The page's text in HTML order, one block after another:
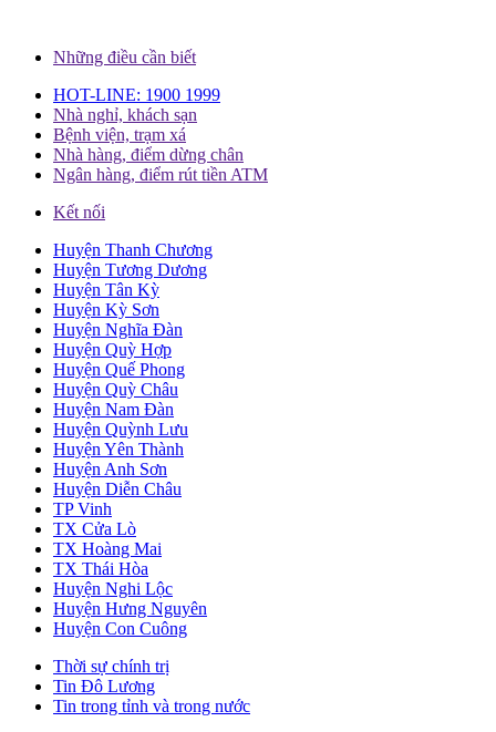
Những điều cần biết
HOT-LINE: 1900 1999
Nhà nghỉ, khách sạn
Bệnh viện, trạm xá
Nhà hàng, điểm dừng chân
Ngân hàng, điểm rút tiền ATM
Kết nối
Huyện Thanh Chương
Huyện Tương Dương
Huyện Tân Kỳ
Huyện Kỳ Sơn
Huyện Nghĩa Đàn
Huyện Quỳ Hợp
Huyện Quế Phong
Huyện Quỳ Châu
Huyện Nam Đàn
Huyện Quỳnh Lưu
Huyện Yên Thành
Huyện Anh Sơn
Huyện Diễn Châu
TP Vinh
TX Cửa Lò
TX Hoàng Mai
TX Thái Hòa
Huyện Nghi Lộc
Huyện Hưng Nguyên
Huyện Con Cuông
Thời sự chính trị
Tin Đô Lương
Tin trong tỉnh và trong nước